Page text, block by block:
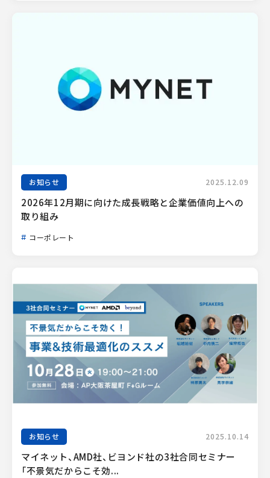
お知らせ 2025.12.09
2026年12月期に向けた成長戦略と企業価値向上への
取り組み
コーポレート
お知らせ 2025.10.14
マイネット、AMD社、ビヨンド社の3社合同セミナー
「不景気だからこそ効...